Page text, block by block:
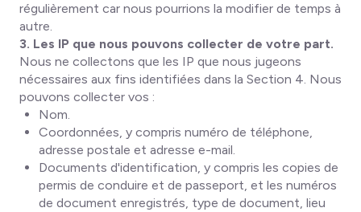
régulièrement car nous pourrions la modifier de temps à
autre.
3. Les IP que nous pouvons collecter de votre part.
Nous ne collectons que les IP que nous jugeons
nécessaires aux fins identifiées dans la Section 4. Nous
pouvons collecter vos :
Nom.
Coordonnées, y compris numéro de téléphone,
adresse postale et adresse e-mail.
Documents d'identification, y compris les copies de
permis de conduire et de passeport, et les numéros
de document enregistrés, type de document, lieu